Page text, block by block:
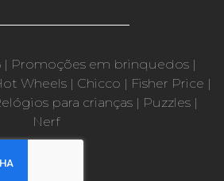
| Promoções em brinquedos |
Wheels| Chicco | Fisher Price |
para crianças| Puzzles|
Nerf